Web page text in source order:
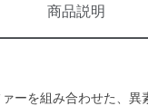
商品説明
ーを組み合わせた、異